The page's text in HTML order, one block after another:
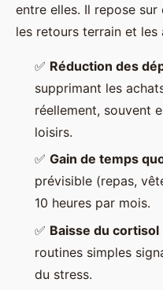
entre elles. Il repose
les retours terrain et les
✅ Réduction des
supprimant les
réellement, souvent
loisirs.
✅ Gain de temps
prévisible (repas,
10 heures par mois.
✅ Baisse du cortisol
routines simples
du stress.